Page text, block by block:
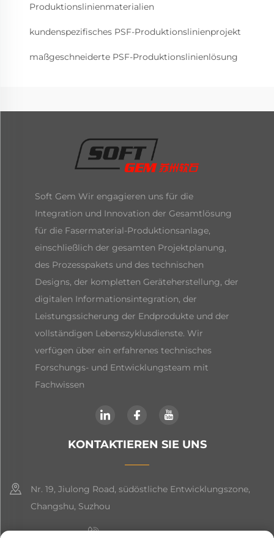
Produktionslinienmaterialien
kundenspezifisches PSF-Produktionslinienprojekt
maßgeschneiderte PSF-Produktionslinienlösung
Soft Gem Wir engagieren uns für die
Integration und Innovation der Gesamtlösung
für die Fasermaterial-Produktionsanlage,
einschließlich der gesamten Projektplanung,
des Prozesspakets und des technischen
Designs, der kompletten Geräteherstellung, der
digitalen Informationsintegration, der
Leistungssicherung der Endprodukte und der
vollständigen Lebenszyklusdienste. Wir
verfügen über ein erfahrenes technisches
Forschungs- und Entwicklungsteam mit
Fachwissen
KONTAKTIEREN SIE UNS
Nr. 19, Jiulong Road, südöstliche Entwicklungszone,
Changshu, Suzhou
+86-19906239903